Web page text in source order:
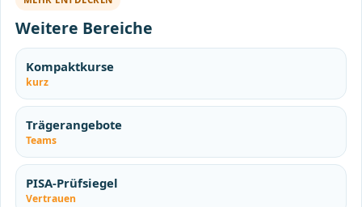
Weitere Bereiche
Kompaktkurse
kurz
Trägerangebote
Teams
PISA-Prüfsiegel
Vertrauen